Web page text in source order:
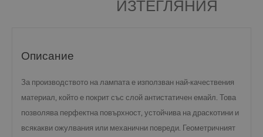
ИЗТЕГЛЯНИЯ
Описание
За производството на лампата е използван най-качествения
материал, който е покрит със слой антистатичен емайл. Това
позволява перфектна повърхност, устойчива на драскотини и
всякакви ожулвания или механични повреди. Геометричният